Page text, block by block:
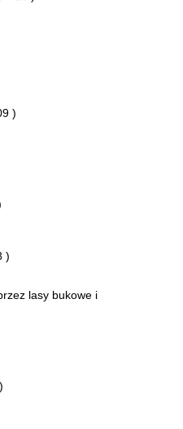
)
)
lasy bukowe i